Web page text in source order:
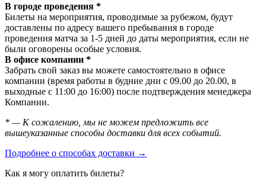
В городе проведения *
Билеты на мероприятия, проводимые за рубежом, будут
доставлены по адресу вашего пребывания в городе
проведения матча за 1-5 дней до даты мероприятия, если не
были оговорены особые условия.
В офисе компании *
Забрать свой заказ вы можете самостоятельно в офисе
компании (время работы в будние дни с 09.00 до 20.00, в
выходные с 11:00 до 16:00) после подтверждения менеджера
Компании.
* — К сожалению, мы не можем предложить все
вышеуказанные способы доставки для всех событий.
Подробнее о способах доставки →
Как я могу оплатить билеты?